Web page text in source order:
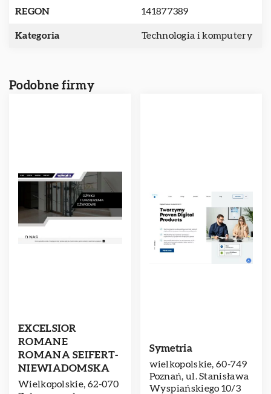
REGON 141877389
Kategoria Technologia i komputery
Podobne firmy
EXCELSIOR
ROMANE
ROMANA SEIFERT-
NIEWIADOMSKA
Wielkopolskie, 62-070
Symetria
wielkopolskie, 60-749
Poznań, ul. Stanisława
Wyspiańskiego 10/3